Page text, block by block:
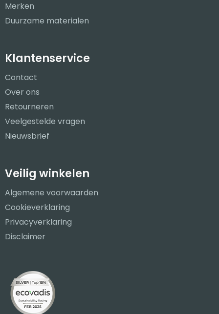
Merken
Duurzame materialen
Klantenservice
Contact
Over ons
Retourneren
Veelgestelde vragen
Nieuwsbrief
Veilig winkelen
Algemene voorwaarden
Cookieverklaring
Privacyverklaring
Disclaimer